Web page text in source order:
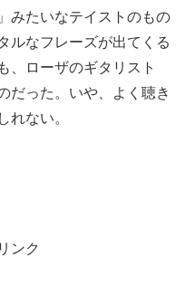
みたいなテイストのもの
ルなフレーズが出てくる
、ローザのギタリスト
った。いや、よく聴き
れない。
ンク